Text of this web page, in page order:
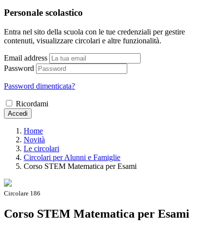
Personale scolastico
Entra nel sito della scuola con le tue credenziali per gestire
contenuti, visualizzare circolari e altre funzionalità.
Email address
Password
Password dimenticata?
Ricordami
Accedi
Home
Novità
Le circolari
Circolari per Alunni e Famiglie
Corso STEM Matematica per Esami
Circolare 186
Corso STEM Matematica per Esami